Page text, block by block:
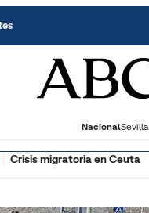
NacionalSevilla
Crisis migratoria en Ceuta